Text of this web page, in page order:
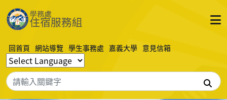
回首頁 網站導覽 學生事務處 嘉義大學 意見信箱
搜尋